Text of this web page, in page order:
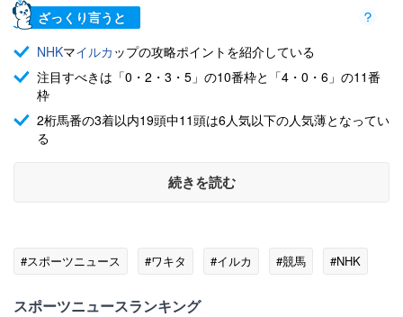
ざっくり言うと
NHKマイルカ ップの攻略ポイントを紹介している
注目すべきは「0・2・3・5」の10番枠と「4・0・6」の11番
枠
2桁馬番の3着以内19頭中11頭は6人気以下の人気薄となってい
る
続きを読む
#スポーツニュース #ワキタ #イルカ #競馬 #NHK
スポーツニュースランキング